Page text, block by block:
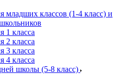
младших классов (1-4 класс) и
1 класса
2 класса
3 класса
4 класса
школы (5-8 класс)